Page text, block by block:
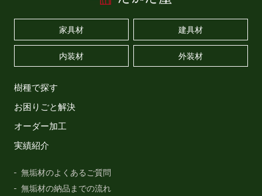
家具材 建具材
内装材 外装材
樹種で探す
お困りごと解決
オーダー加工
実績紹介
無垢材のよくあるご質問
無垢材の納品までの流れ